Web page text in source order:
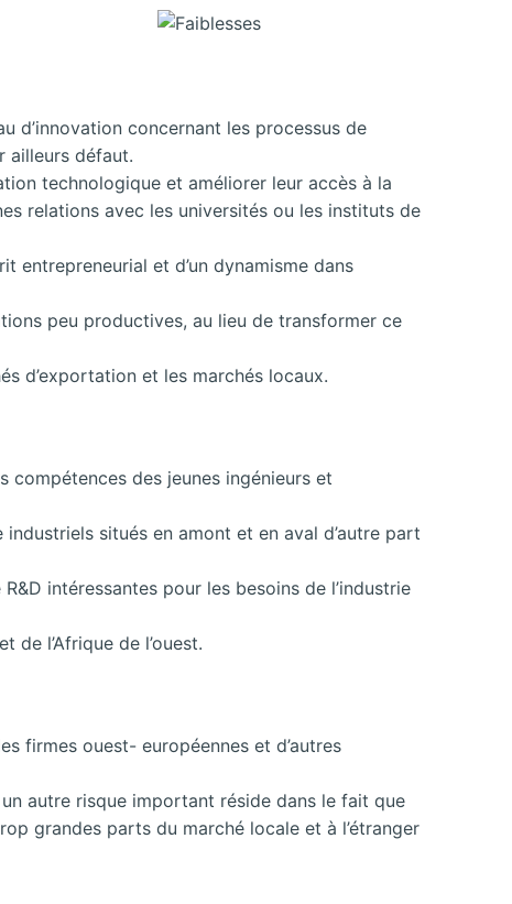
d’innovation concernant les processus de
ailleurs défaut.
technologique et améliorer leur accès à la
relations avec les universités ou les instituts de
entrepreneurial et d’un dynamisme dans
peu productives, au lieu de transformer ce
d’exportation et les marchés locaux.
compétences des jeunes ingénieurs et
situés en amont et en aval d’autre part
intéressantes pour les besoins de l’industrie
de l’Afrique de l’ouest.
firmes ouest- européennes et d’autres
autre risque important réside dans le fait que
grandes parts du marché locale et à l’étranger